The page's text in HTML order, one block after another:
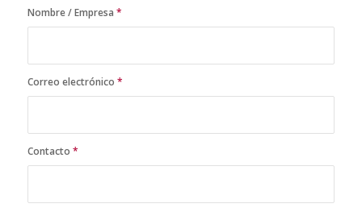
Nombre / Empresa *
Correo electrónico *
Contacto *